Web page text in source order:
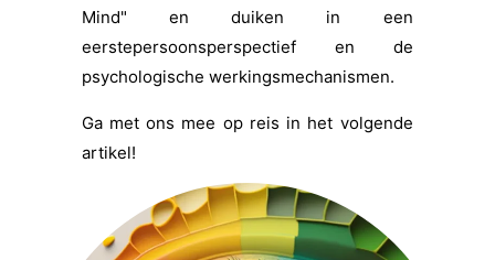
Mind" en duiken in een
eerstepersoonsperspectief en de
psychologische werkingsmechanismen.
Ga met ons mee op reis in het volgende
artikel!